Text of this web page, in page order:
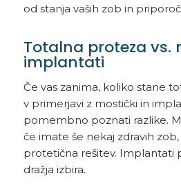
od stanja vaših zob in
Totalna proteza vs.
implantati
Če vas zanima, koliko stane
v primerjavi z mostički in
pomembno poznati razlike.
če imate še nekaj zdravih
protetična rešitev. Implantati
dražja izbira.